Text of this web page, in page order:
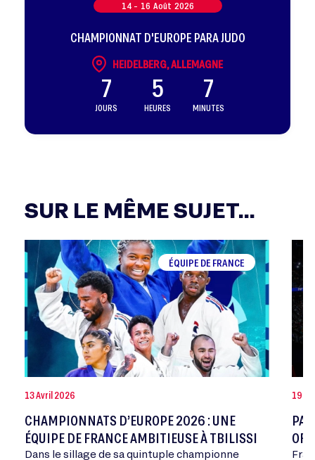
14 - 16 Août 2026
CHAMPIONNAT D'EUROPE PARA JUDO
HEIDELBERG, ALLEMAGNE
7
JOURS
5
HEURES
7
MINUTES
SUR LE MÊME SUJET...
ÉQUIPE DE FRANCE
13 Avril 2026
CHAMPIONNATS D’EUROPE 2026 : UNE
ÉQUIPE DE FRANCE AMBITIEUSE À TBILISSI
Dans le sillage de sa quintuple championne
19